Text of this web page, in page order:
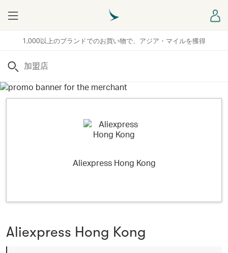
1,000以上のブランドでのお買い物で、アジア・マイルを獲得
Menu
検索
Aliexpress Hong Kong
Aliexpress Hong Kong